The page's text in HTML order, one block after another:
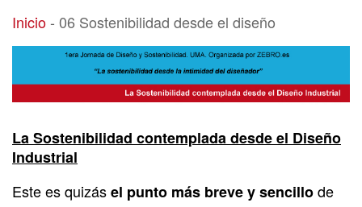
06 Sostenibilidad desde el diseño
Inicio- 06 Sostenibilidad desde el diseño
La Sostenibilidad contemplada desde el Diseño
Industrial
Este es quizásel punto más breve y sencillode